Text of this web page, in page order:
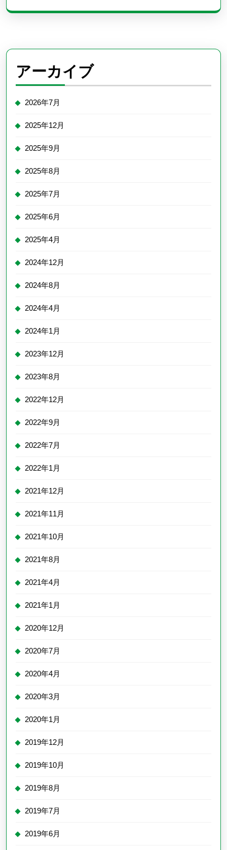
アーカイブ
2026年7月
2025年12月
2025年9月
2025年8月
2025年7月
2025年6月
2025年4月
2024年12月
2024年8月
2024年4月
2024年1月
2023年12月
2023年8月
2022年12月
2022年9月
2022年7月
2022年1月
2021年12月
2021年11月
2021年10月
2021年8月
2021年4月
2021年1月
2020年12月
2020年7月
2020年4月
2020年3月
2020年1月
2019年12月
2019年10月
2019年8月
2019年7月
2019年6月